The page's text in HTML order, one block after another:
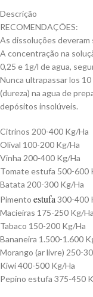
Descrição
RECOMENDAÇÕES:
As dissoluções
A concentração na
0,25 e 1g/l de agua,
Nunca ultrapassar los
(dureza) na agua de
depósitos insolúveis.
Citrinos 200-400 Kg/Ha
Olival 100-200 Kg/Ha
Vinha 200-400 Kg/Ha
Tomate estufa 500-600
Batata 200-300 Kg/Ha
Pimento estufa300-400
Macieiras 175-250 Kg/Ha
Tabaco 150-200 Kg/Ha
Bananeira 1.500-1.600
Morango (ar livre) 250-
Kiwi 400-500 Kg/Ha
Pepino estufa 375-450